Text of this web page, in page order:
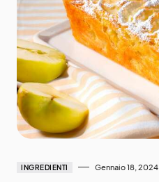
INGREDIENTI Gennaio 18, 2024